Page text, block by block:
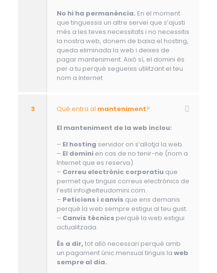
No hi ha permanència. En el moment
que tinguessis un altre servei que s’ajusti
més a les teves necessitats i no necessitis
la nostra web, donem de baixa el hosting,
queda eliminada la web i deixes de
pagar manteniment. Això sí, el domini és
per a tu perquè segueixis utilitzant el teu
nom a Internet
3 Què entra al manteniment?
El manteniment de la web inclou:
– El hosting servidor on s’allotja la web.
– El dominien cas de no tenir-ne (nom a
Internet que es reserva).
– Correu electrònic corporatiuque
permet que tinguis correus electrònics de
l’estil info@elteudomini.com.
– Peticions i canvis que ens demanis
perquè la web sempre estigui al teu gust.
– Canvis tècnics perquè la web estigui
actualitzada.
És a dir, tot allò necessari perquè amb
un pagament únic mensual tinguis la web
sempre al dia.